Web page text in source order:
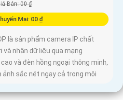
Bán: 00 ₫
Mại: 00 ₫
là sản phẩm camera IP chất
và nhận dữ liệu qua mạng
và đèn hồng ngoại thông minh,
ảnh sắc nét ngay cả trong môi